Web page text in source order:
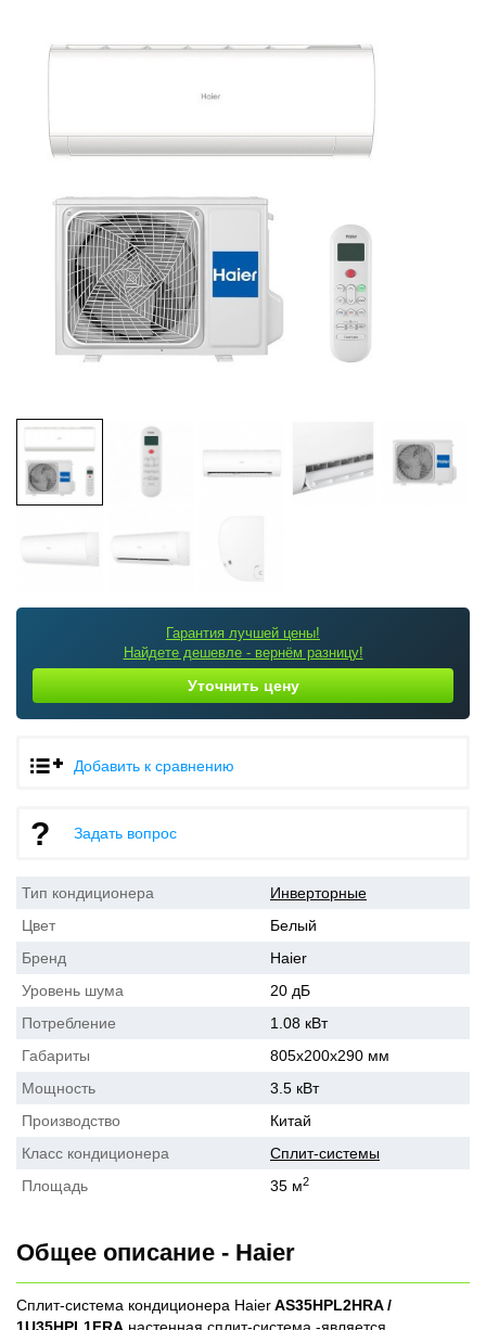
Гарантия лучшей цены!
Найдете дешевле - вернём разницу!
Уточнить цену
Добавить к сравнению
Задать вопрос
Тип кондиционера
Инверторные
Цвет
Белый
Бренд
Haier
Уровень шума
20 дБ
Потребление
1.08 кВт
Габариты
805х200х290 мм
Мощность
3.5 кВт
Производство
Китай
Класс кондиционера
Сплит-системы
Площадь
35 м2
Общее описание - Haier
Сплит-система кондиционера HaierAS35HPL2HRA /